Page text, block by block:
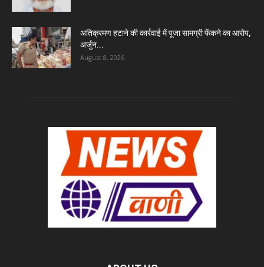
अतिक्रमण हटाने की कार्रवाई में पूजा सामग्री फेंकने का आरोप,
अर्जुन...
August 8, 2026